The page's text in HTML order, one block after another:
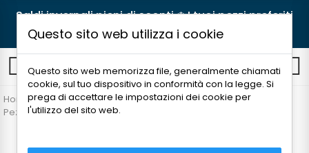
Saldi invernali pieni di sconti ❄️ I tuoi pezzi preferiti
ora a prezzi migliori! 🛒Acquista
Home Attrezzatura
Thermos e bottiglie
Pezzi di ricambio e accessori
Questo sito web utilizza i cookie
Questo sito web memorizza file, generalmente chiamati
cookie, sul tuo dispositivo in conformità con la legge. Si
prega di accettare le impostazioni dei cookie per
l'utilizzo del sito web.